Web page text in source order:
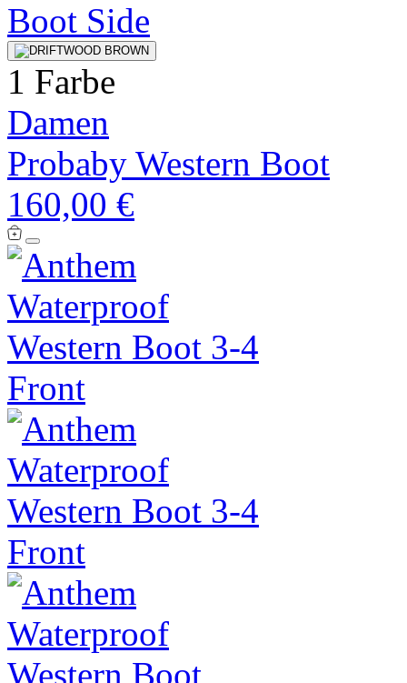
1 Farbe
Damen
Probaby Western Boot
160,00 €